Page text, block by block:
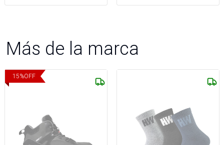
Más de la marca
15%OFF